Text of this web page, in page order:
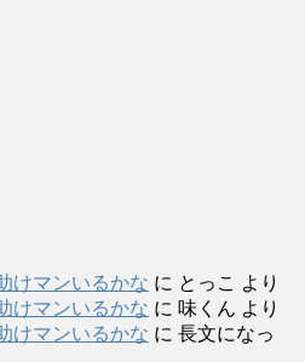
けマンいるかな に とっこ より
けマンいるかな に 味くん より
けマンいるかな に 長文になっ